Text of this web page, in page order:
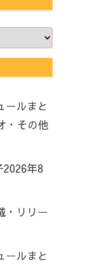
ールまと
・その他
2026年8
・リリー
ールまと